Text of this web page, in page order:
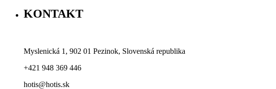
KONTAKT
Myslenická 1, 902 01 Pezinok, Slovenská republika
+421 948 369 446
hotis@hotis.sk